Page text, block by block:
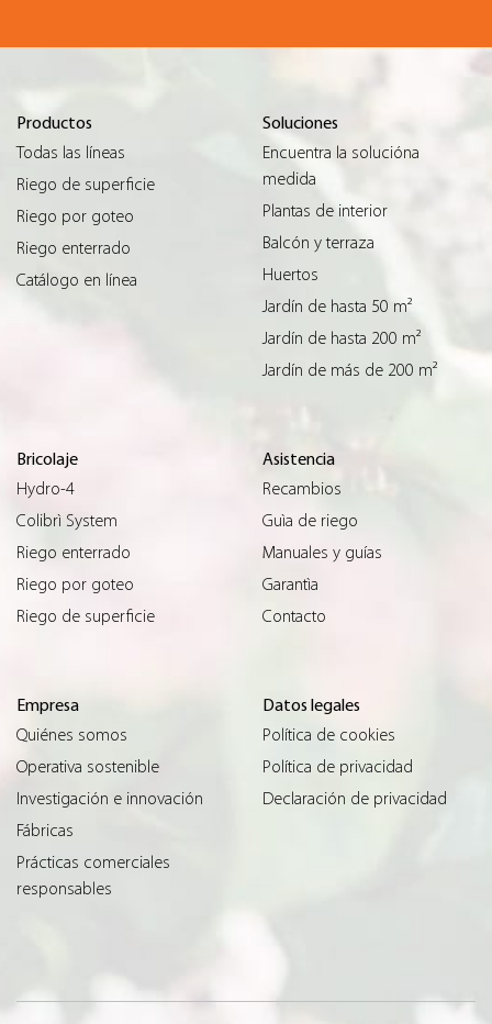
Productos
Todas las líneas
Riego de superficie
Riego por goteo
Riego enterrado
Catálogo en línea
Soluciones
Encuentra la solucióna
medida
Plantas de interior
Balcón y terraza
Huertos
Jardín de hasta 50 m²
Jardín de hasta 200 m²
Jardín de más de 200 m²
Bricolaje
Hydro-4
Colibrì System
Riego enterrado
Riego por goteo
Riego de superficie
Asistencia
Recambios
Guìa de riego
Manuales y guías
Garantìa
Contacto
Empresa
Quiénes somos
Operativa sostenible
Investigación e innovación
Fábricas
Prácticas comerciales
responsables
Datos legales
Política de cookies
Política de privacidad
Declaración de privacidad